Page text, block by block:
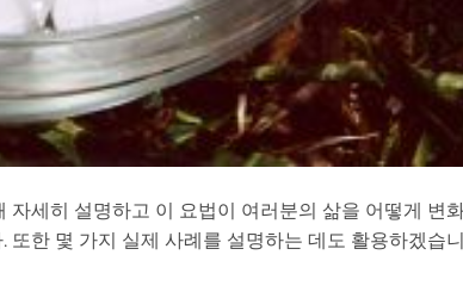
세히 설명하고 이 요법이 여러분의 삶을 어떻게 변
한 몇 가지 실제 사례를 설명하는 데도 활용하겠습